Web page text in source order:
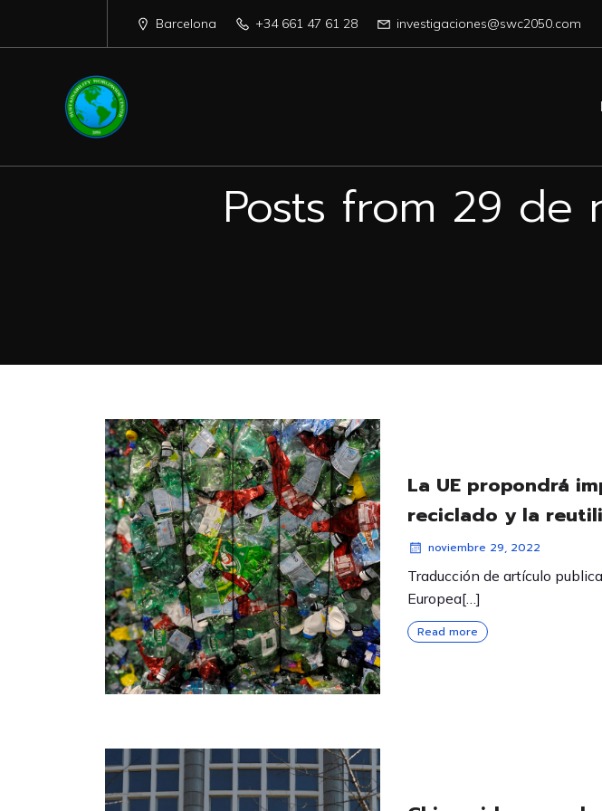
Barcelona +34 661 47 61 28 investigaciones@swc2050.com
Posts from 29 de
La UE propondrá
reciclado y la
noviembre 29, 2022
Traducción de artículo
Europea[…]
Read more